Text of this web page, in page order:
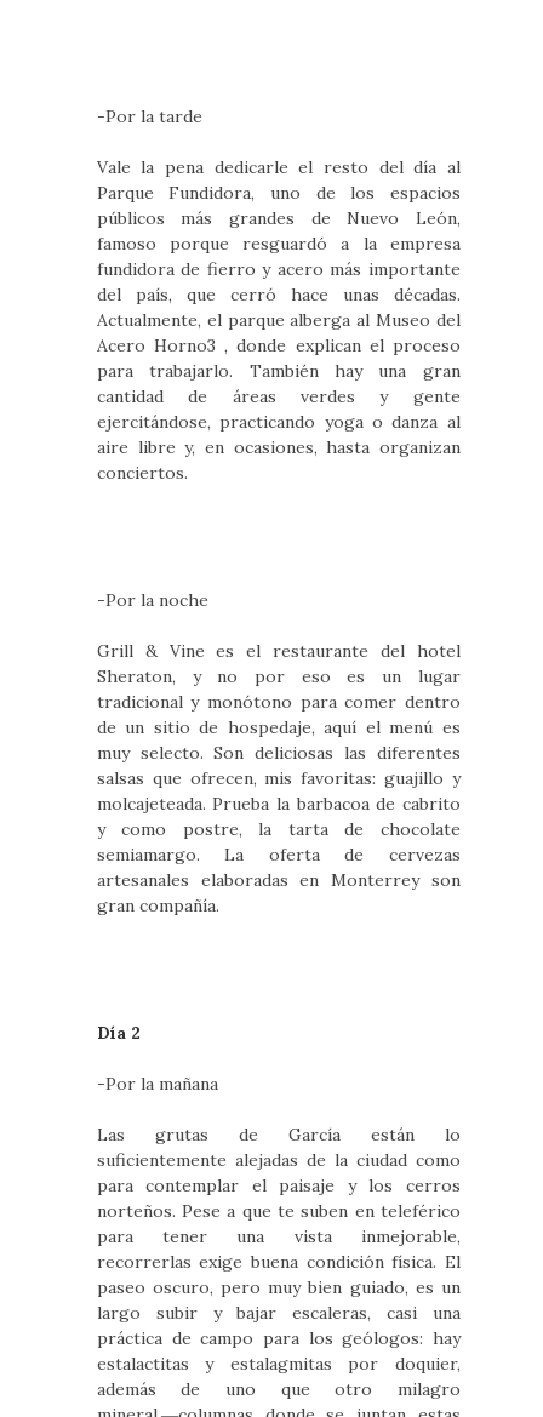
-Por la tarde
Vale la pena dedicarle el resto del día al
Parque Fundidora, uno de los espacios
públicos más grandes de Nuevo León,
famoso porque resguardó a la empresa
fundidora de fierro y acero más importante
del país, que cerró hace unas décadas.
Actualmente, el parque alberga al Museo del
Acero Horno3 , donde explican el proceso
para trabajarlo. También hay una gran
cantidad de áreas verdes y gente
ejercitándose, practicando yoga o danza al
aire libre y, en ocasiones, hasta organizan
conciertos.
-Por la noche
Grill & Vine es el restaurante del hotel
Sheraton, y no por eso es un lugar
tradicional y monótono para comer dentro
de un sitio de hospedaje, aquí el menú es
muy selecto. Son deliciosas las diferentes
salsas que ofrecen, mis favoritas: guajillo y
molcajeteada. Prueba la barbacoa de cabrito
y como postre, la tarta de chocolate
semiamargo. La oferta de cervezas
artesanales elaboradas en Monterrey son
gran compañía.
Día 2
-Por la mañana
Las grutas de García están lo
suficientemente alejadas de la ciudad como
para contemplar el paisaje y los cerros
norteños. Pese a que te suben en teleférico
para tener una vista inmejorable,
recorrerlas exige buena condición física. El
paseo oscuro, pero muy bien guiado, es un
largo subir y bajar escaleras, casi una
práctica de campo para los geólogos: hay
estalactitas y estalagmitas por doquier,
además de uno que otro milagro